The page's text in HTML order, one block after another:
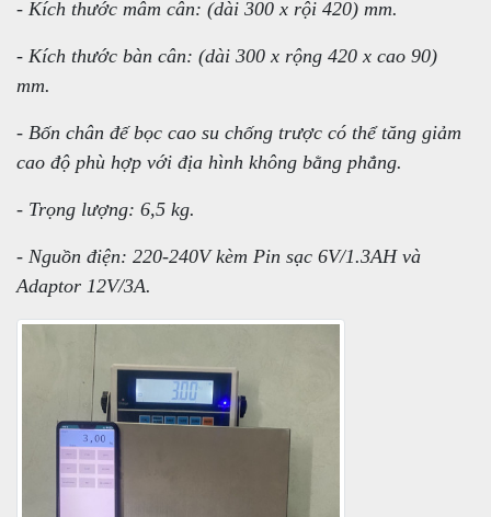
- Kích thước mâm cân: (dài 300 x rội 420) mm.
- Kích thước bàn cân: (dài 300 x rộng 420 x cao 90)
mm.
- Bốn chân đế bọc cao su chống trược có thể tăng giảm
cao độ phù hợp với địa hình không bằng phẳng.
- Trọng lượng: 6,5 kg.
- Nguồn điện: 220-240V kèm Pin sạc 6V/1.3AH và
Adaptor 12V/3A.